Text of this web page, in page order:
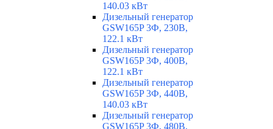
140.03 кВт
Дизельный генератор
GSW165P 3Ф, 230В,
122.1 кВт
Дизельный генератор
GSW165P 3Ф, 400В,
122.1 кВт
Дизельный генератор
GSW165P 3Ф, 440В,
140.03 кВт
Дизельный генератор
GSW165P 3Ф, 480В,